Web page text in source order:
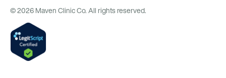
© 2026 Maven Clinic Co. All rights reserved.